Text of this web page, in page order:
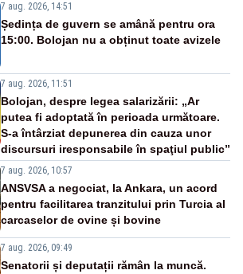
7 aug. 2026, 14:51
Ședința de guvern se amână pentru ora
15:00. Bolojan nu a obținut toate avizele
7 aug. 2026, 11:51
Bolojan, despre legea salarizării: „Ar
putea fi adoptată în perioada următoare.
S-a întârziat depunerea din cauza unor
discursuri iresponsabile în spaţiul public”
7 aug. 2026, 10:57
ANSVSA a negociat, la Ankara, un acord
pentru facilitarea tranzitului prin Turcia al
carcaselor de ovine și bovine
7 aug. 2026, 09:49
Senatorii și deputații rămân la muncă.